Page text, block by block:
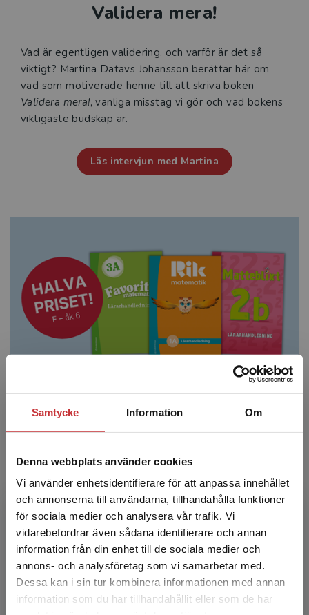
Samtycke Information Om
Denna webbplats använder cookies
Vi använder enhetsidentifierare för att anpassa innehållet
och annonserna till användarna, tillhandahålla funktioner
för sociala medier och analysera vår trafik. Vi
vidarebefordrar även sådana identifierare och annan
information från din enhet till de sociala medier och
annons- och analysföretag som vi samarbetar med.
Dessa kan i sin tur kombinera informationen med annan
information som du har tillhandahållit eller som de har
Begränsad fraktregion
Det verkar som att du besöker
Validera mera!
Vad är egentligen validering, och varför är det så
viktigt? Martina Datavs Johansson berättar här om
vad som motiverade henne till att skriva boken
Validera mera!, vanliga misstag vi gör och vad bokens
viktigaste budskap är.
Läs intervjun med Martina
Lärarpaket i matematik – nu
till halva priset!
Just nu får du som undervisar i matematik i F – åk 6
våra lärarpaket till halva priset. Ta chansen att
investera i ett lärarpaket och få en komplett
pedagogisk lösning – för alla lärare förtjänar en riktigt
bra verktygslåda.
Läs mer om erbjudandet